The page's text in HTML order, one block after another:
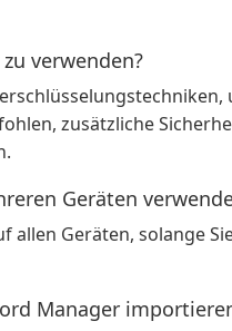
verwenden?
zusätzliche
Geräten
allen Geräten, solange
Manager